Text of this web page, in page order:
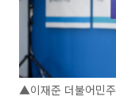
▲이재준 더불어민